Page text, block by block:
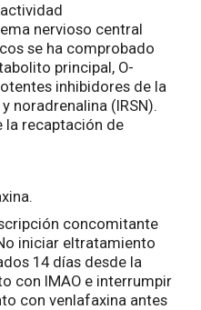
nervioso central
se ha comprobado
principal, O-
inhibidores de la
noradrenalina (IRSN).
la recaptación de
concomitante
iniciar eltratamiento
14 días desde la
con IMAO e interrumpir
con venlafaxina antes